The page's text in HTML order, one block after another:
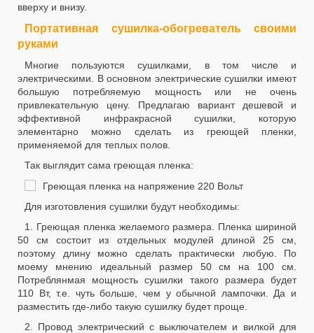
вверху и внизу.
Портативная сушилка-обогреватель своими
руками
Многие пользуются сушилками, в том числе и
электрическими. В основном электрические сушилки имеют
большую потребляемую мощность или не очень
привлекательную цену. Предлагаю вариант дешевой и
эффективной инфракрасной сушилки, которую
элементарно можно сделать из греющей пленки,
применяемой для теплых полов.
Так выглядит сама греющая пленка:
Для изготовления сушилки будут необходимы:
1. Греющая пленка желаемого размера. Пленка шириной
50 см состоит из отдельных модулей длиной 25 см,
поэтому длину можно сделать практически любую. По
моему мнению идеальный размер 50 см на 100 см.
Потреблянмая мощность сушилки такого размера будет
110 Вт, т.е. чуть больше, чем у обычной лампочки. Да и
разместить где-либо такую сушилку будет проще.
2. Провод электрический с выключателем и вилкой для